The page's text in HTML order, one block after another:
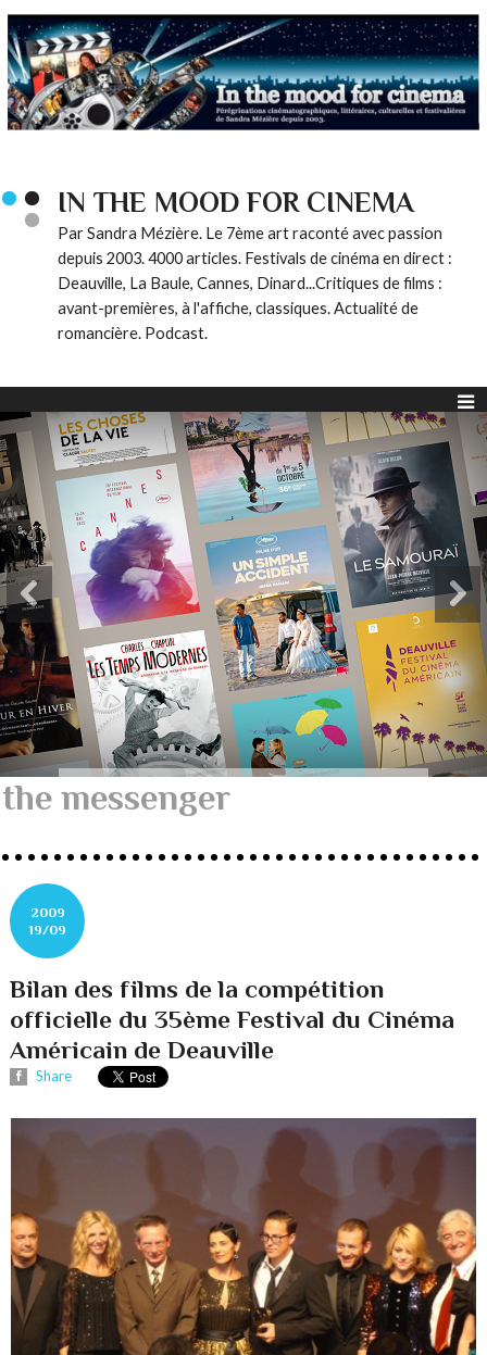
IN THE MOOD FOR CINEMA
Par Sandra Mézière. Le 7ème art raconté avec passion
depuis 2003. 4000 articles. Festivals de cinéma en direct :
Deauville, La Baule, Cannes, Dinard...Critiques de films :
avant-premières, à l'affiche, classiques. Actualité de
romancière. Podcast.
the messenger
2009
19/09
Bilan des films de la compétition
officielle du 35ème Festival du Cinéma
Américain de Deauville
Share